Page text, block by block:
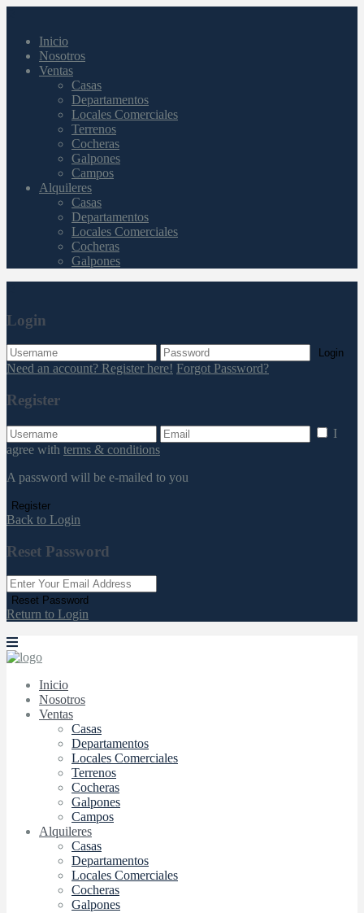
Inicio
Nosotros
Ventas
Casas
Departamentos
Locales Comerciales
Terrenos
Cocheras
Galpones
Campos
Alquileres
Casas
Departamentos
Locales Comerciales
Cocheras
Galpones
Login
Login
Need an account? Register here! Forgot Password?
Register
I
agree with terms & conditions
A password will be e-mailed to you
Register
Back to Login
Reset Password
Reset Password
Return to Login
Inicio
Nosotros
Ventas
Casas
Departamentos
Locales Comerciales
Terrenos
Cocheras
Galpones
Campos
Alquileres
Casas
Departamentos
Locales Comerciales
Cocheras
Galpones